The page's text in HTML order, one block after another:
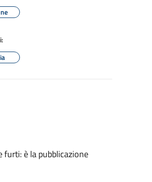
è la pubblicazione